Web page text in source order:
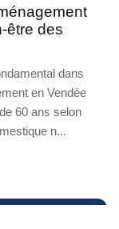
être des
dans
en Vendée
60 ans selon
n...